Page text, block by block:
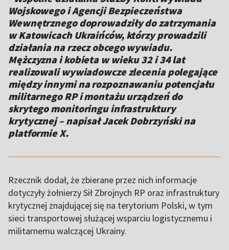
Wojskowego i Agencji Bezpieczeństwa
Wewnętrznego doprowadziły do zatrzymania
w Katowicach Ukraińców, którzy prowadzili
działania na rzecz obcego wywiadu.
Mężczyzna i kobieta w wieku 32 i 34 lat
realizowali wywiadowcze zlecenia polegające
między innymi na rozpoznawaniu potencjału
militarnego RP i montażu urządzeń do
skrytego monitoringu infrastruktury
krytycznej – napisał Jacek Dobrzyński na
platformie X.
Rzecznik dodał, że zbierane przez nich informacje
dotyczyły żołnierzy Sił Zbrojnych RP oraz infrastruktury
krytycznej znajdującej się na terytorium Polski, w tym
sieci transportowej służącej wsparciu logistycznemu i
militarnemu walczącej Ukrainy.